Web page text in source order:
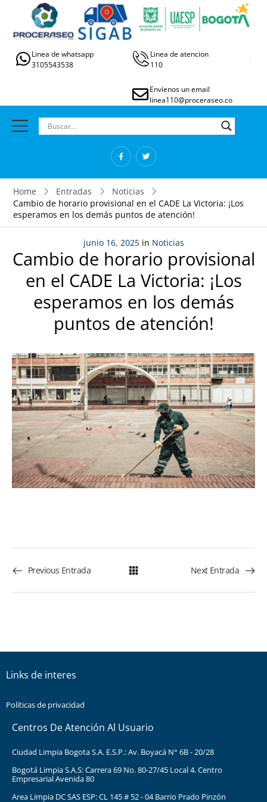
Linea de whatsapp
3105543538
Linea de atencion
110
Envíenos un email
linea110@proceraseo.co
Home Entradas
Noticias
Cambio de horario provisional en el CADE La Victoria: ¡Los
esperamos en los demás puntos de atención!
junio 16, 2025in Noticias
Cambio de horario provisional
en el CADE La Victoria: ¡Los
esperamos en los demás
puntos de atención!
Previous Entrada Next Entrada
Links de interes
Políticas de privacidad
Centros De Atención Al Usuario
Ciudad Limpia Bogota S.A. E.S.P.: Av. Boyacá N° 6B - 20/28
Bogotá Limpia S.A.S: Carrera 69 No. 80-27/45 Local 4. Centro
Empresarial Avenida 80
Area Limpia DC SAS ESP: CL 145 # 52 - 04 Barrio Prado Pinzón